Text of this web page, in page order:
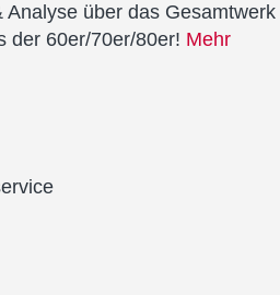
Analyse über das Gesamtwerk
der 60er/70er/80er! Mehr